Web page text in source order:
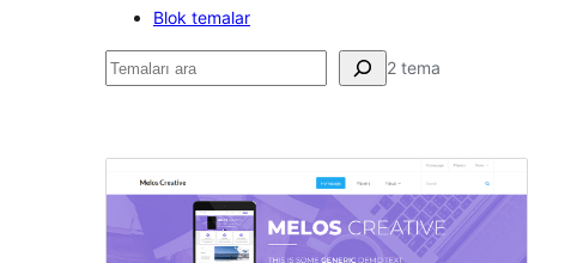
Blok temalar
Ara 2 tema